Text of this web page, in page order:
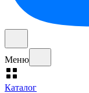
Меню
Каталог